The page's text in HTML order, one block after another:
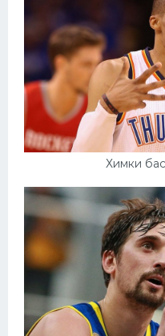
Химки